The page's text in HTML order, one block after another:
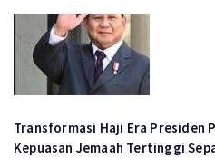
Transformasi Haji Era Presiden
Kepuasan Jemaah Tertinggi